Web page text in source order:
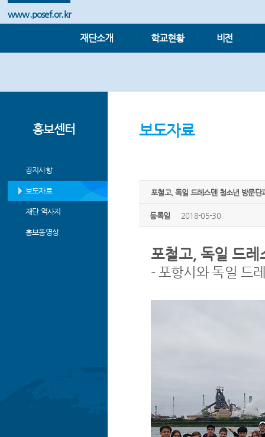
www.posef.or.kr
재단소개 학교현황 비전
홍보센터
공지사항
보도자료
재단 역사지
홍보동영상
보도자료
포철고, 독일 드레스덴 청소년 방문단
등록일 2018-05-30
포철고, 독일 드레
- 포항시와 독일 드